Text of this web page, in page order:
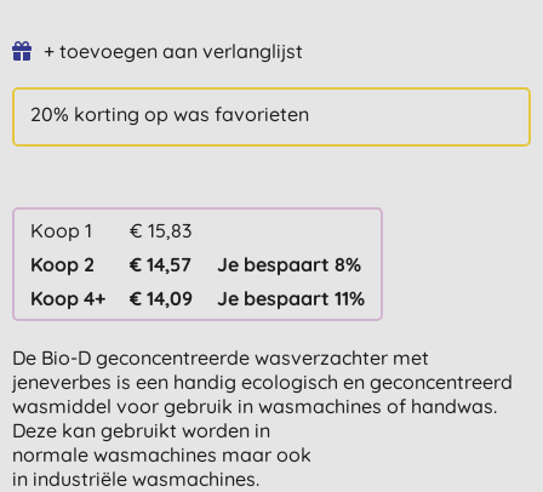
+ toevoegen aan verlanglijst
20% korting op was favorieten
Koop 1
€ 15,83
Koop 2
€ 14,57
Je bespaart 8%
Koop 4+
€ 14,09 Je bespaart 11%
De Bio-D geconcentreerde wasverzachter met
jeneverbes is een handig ecologisch en geconcentreerd
wasmiddel voor gebruik in wasmachines of handwas.
Deze kan gebruikt worden in
normale wasmachines maar ook
in industriële wasmachines.